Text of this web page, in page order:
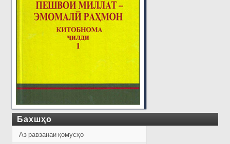
Бахшҳо
Аз равзанаи қомусҳо